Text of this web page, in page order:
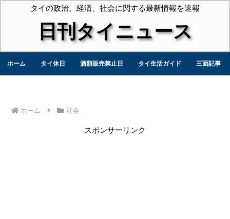
タイの政治、経済、社会に関する最新情報を速報
日刊タイニュース
ホーム タイ休日 酒類販売禁止日 タイ生活ガイド 三面記事
ホーム 社会
スポンサーリンク